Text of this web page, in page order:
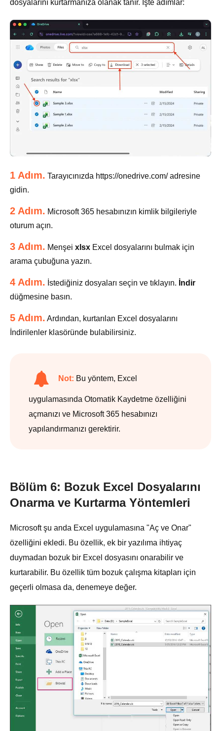
dosyalarını kurtarmanıza olanak tanır. İşte adımlar:
1 Adım. Tarayıcınızda https://onedrive.com/ adresine
gidin.
2 Adım. Microsoft 365 hesabınızın kimlik bilgileriyle
oturum açın.
3 Adım. Menşei xlsx Excel dosyalarını bulmak için
arama çubuğuna yazın.
4 Adım. İstediğiniz dosyaları seçin ve tıklayın. İndir
düğmesine basın.
5 Adım. Ardından, kurtarılan Excel dosyalarını
İndirilenler klasöründe bulabilirsiniz.
Not: Bu yöntem, Excel
uygulamasında Otomatik Kaydetme özelliğini
açmanızı ve Microsoft 365 hesabınızı
yapılandırmanızı gerektirir.
Bölüm 6: Bozuk Excel Dosyalarını
Onarma ve Kurtarma Yöntemleri
Microsoft şu anda Excel uygulamasına "Aç ve Onar"
özelliğini ekledi. Bu özellik, ek bir yazılıma ihtiyaç
duymadan bozuk bir Excel dosyasını onarabilir ve
kurtarabilir. Bu özellik tüm bozuk çalışma kitapları için
geçerli olmasa da, denemeye değer.